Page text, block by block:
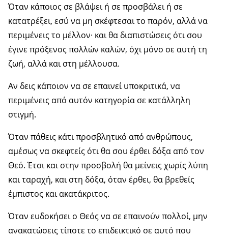
Όταν κάποιος σε βλάψει ή σε προσβάλει ή σε
κατατρέξει, εσύ να μη σκέφτεσαι το παρόν, αλλά να
περιμένεις το μέλλον· και θα διαπιστώσεις ότι σου
έγινε πρόξενος πολλών καλών, όχι μόνο σε αυτή τη
ζωή, αλλά και στη μέλλουσα.
Αν δεις κάποιον να σε επαινεί υποκριτικά, να
περιμένεις από αυτόν κατηγορία σε κατάλληλη
στιγμή.
Όταν πάθεις κάτι προσβλητικό από ανθρώπους,
αμέσως να σκεφτείς ότι θα σου έρθει δόξα από τον
Θεό. Έτσι και στην προσβολή θα μείνεις χωρίς λύπη
και ταραχή, και στη δόξα, όταν έρθει, θα βρεθείς
έμπιστος και ακατάκριτος.
Όταν ευδοκήσει ο Θεός να σε επαινούν πολλοί, μην
ανακατώσεις τίποτε το επιδεικτικό σε αυτό που